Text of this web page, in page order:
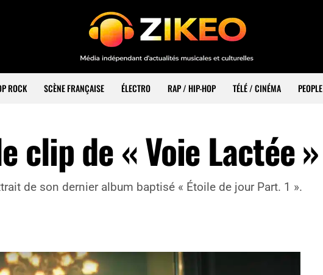
ROCK SCÈNE FRANÇAISE ÉLECTRO RAP / HIP-HOP TÉLÉ / CINÉMA PEOPLE
clip de « Voie Lactée »
de son dernier album baptisé « Étoile de jour Part. 1 ».